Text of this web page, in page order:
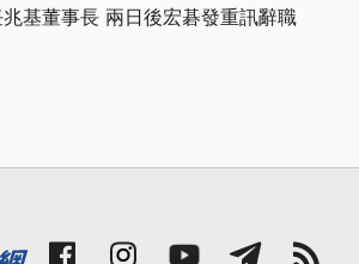
基董事長 兩日後宏碁發重訊辭職